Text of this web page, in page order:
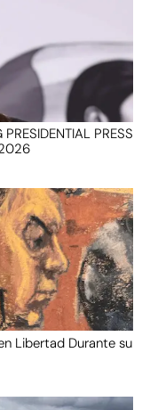
PRESS
Libertad Durante su